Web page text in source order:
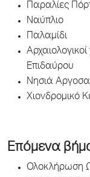
Παραλίες
Ναύπλιο
Παλαμίδι
Επιδαύρου
Νησιά
Χιονδρομικό
Επόμενα
Ολοκλήρωση